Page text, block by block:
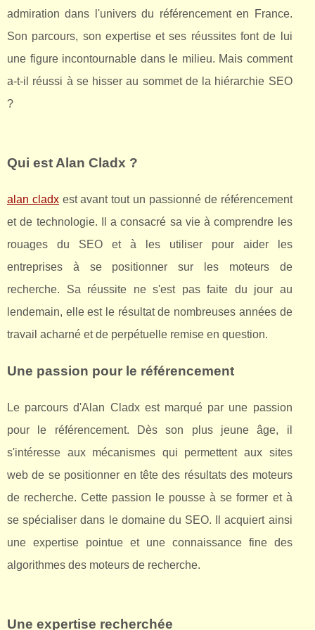
admiration dans l'univers du référencement en France.
Son parcours, son expertise et ses réussites font de lui
une figure incontournable dans le milieu. Mais comment
a-t-il réussi à se hisser au sommet de la hiérarchie SEO
?
Qui est Alan Cladx ?
alan cladxest avant tout un passionné de référencement
et de technologie. Il a consacré sa vie à comprendre les
rouages du SEO et à les utiliser pour aider les
entreprises à se positionner sur les moteurs de
recherche. Sa réussite ne s'est pas faite du jour au
lendemain, elle est le résultat de nombreuses années de
travail acharné et de perpétuelle remise en question.
Une passion pour le référencement
Le parcours d'Alan Cladx est marqué par une passion
pour le référencement. Dès son plus jeune âge, il
s'intéresse aux mécanismes qui permettent aux sites
web de se positionner en tête des résultats des moteurs
de recherche. Cette passion le pousse à se former et à
se spécialiser dans le domaine du SEO. Il acquiert ainsi
une expertise pointue et une connaissance fine des
algorithmes des moteurs de recherche.
Une expertise recherchée